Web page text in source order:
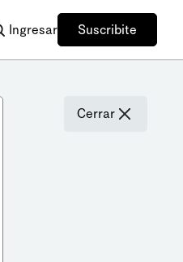
Ingresar Suscribite
Cerrar